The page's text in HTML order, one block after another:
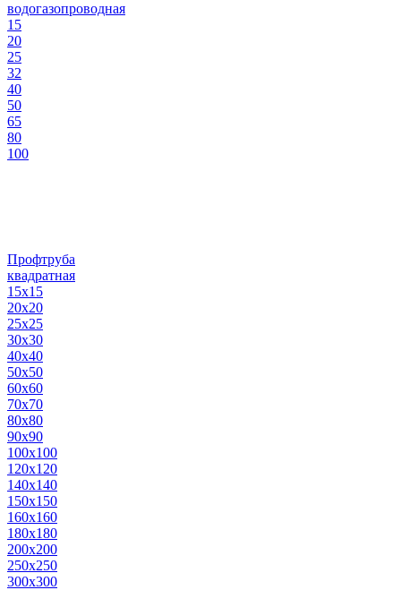
водогазопроводная
15
20
25
32
40
50
65
80
100
Профтруба
квадратная
15х15
20х20
25х25
30х30
40х40
50х50
60х60
70х70
80х80
90х90
100х100
120х120
140х140
150х150
160х160
180х180
200х200
250х250
300х300